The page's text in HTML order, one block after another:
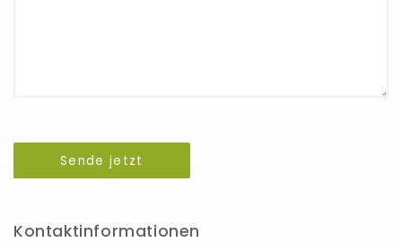
Sende jetzt
Kontaktinformationen